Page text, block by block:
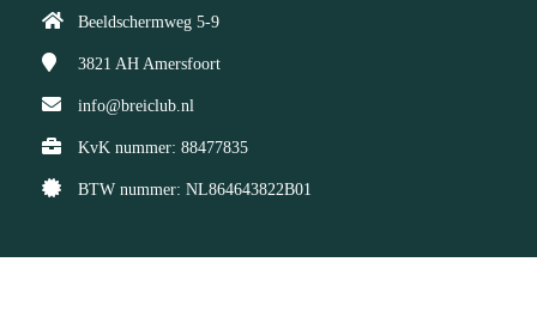
Beeldschermweg 5-9
3821 AH Amersfoort
info@breiclub.nl
KvK nummer: 88477835
BTW nummer: NL864643822B01